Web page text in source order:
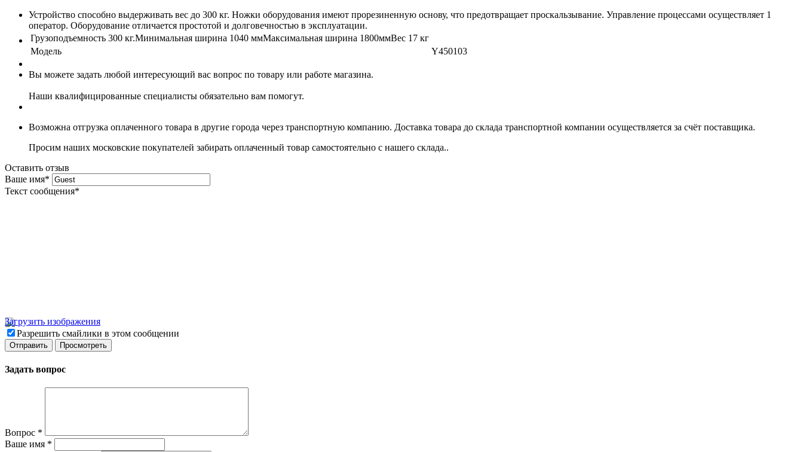
Устройство способно выдерживать вес до 300 кг. Ножки оборудования имеют прорезиненную основу, что предотвращает проскальзывание. Управление процессами осуществляет 1
оператор. Оборудование отличается простотой и долговечностью в эксплуатации.
Грузоподъемность 300 кг.Минимальная ширина 1040 ммМаксимальная ширина 1800ммВес 17 кг
Модель
Y450103
Вы можете задать любой интересующий вас вопрос по товару или работе магазина.
Наши квалифицированные специалисты обязательно вам помогут.
Возможна отгрузка оплаченного товара в другие города через транспортную компанию. Доставка товара до склада транспортной компании осуществляется за счёт поставщика.
Просим наших московские покупателей забирать оплаченный товар самостоятельно с нашего склада..
Оставить отзыв
Ваше имя*
Текст сообщения*
Загрузить изображения
Разрешить смайлики в этом сообщении
Задать вопрос
Вопрос *
Ваше имя *